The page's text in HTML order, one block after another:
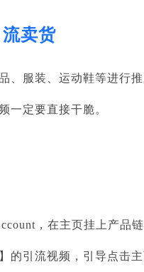
卖货
、服装、运动鞋等进行
一定要直接干脆。
，在主页挂上产品
引流视频，引导点击主